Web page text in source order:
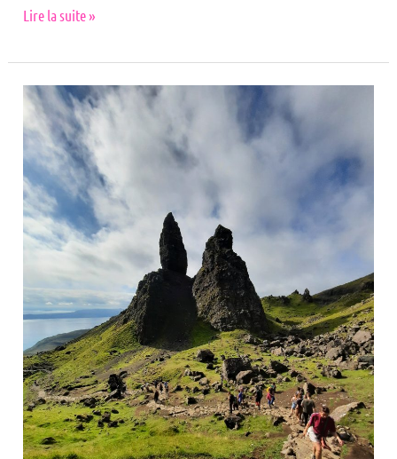
Lire la suite »
SKYE
|
Man
of
Storr
Lealt
Falls
–
Duntulm
Castle
–
Rha
Waterfalls